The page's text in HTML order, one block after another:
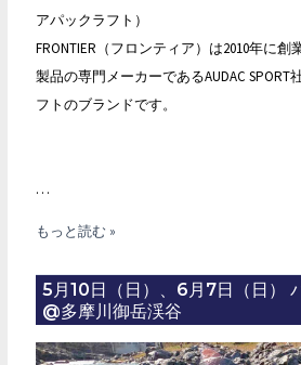
アパックラフト）
FRONTIER（フロンティア）は2010年に
製品の専門メーカーであるAUDAC SPORT
フトのブランドです。
…
Frontier
（フ
ロ
ン
もっと読む »
5月10日（日）、6月7日（日）
@多摩川御岳渓谷